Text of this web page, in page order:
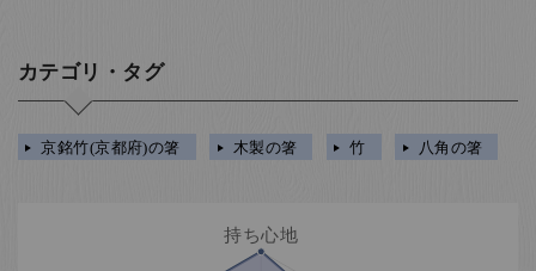
カテゴリ・タグ
京銘竹(京都府)の箸 木製の箸 竹 八角の箸